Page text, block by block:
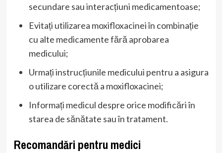
secundare sau interacțiuni medicamentoase;
Evitați utilizarea moxifloxacinei în combinație
cu alte medicamente fără aprobarea
medicului;
Urmați instrucțiunile medicului pentru a asigura
o utilizare corectă a moxifloxacinei;
Informați medicul despre orice modificări în
starea de sănătate sau în tratament.
Recomandări pentru medici